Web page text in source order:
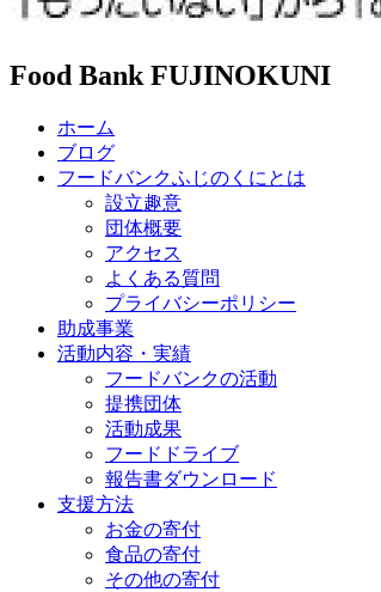
Food Bank FUJINOKUNI
ホーム
ブログ
フードバンクふじのくにとは
設立趣意
団体概要
アクセス
よくある質問
プライバシーポリシー
助成事業
活動内容・実績
フードバンクの活動
提携団体
活動成果
フードドライブ
報告書ダウンロード
支援方法
お金の寄付
食品の寄付
その他の寄付